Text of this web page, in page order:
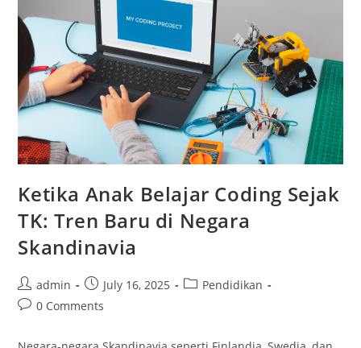
Ketika Anak Belajar Coding Sejak
TK: Tren Baru di Negara
Skandinavia
Post
author:
admin
Post
published:
July 16, 2025
PostPendidikan
Post0 Comments